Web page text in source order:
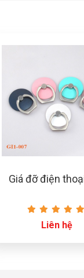
Giá đỡ điện
Liên hệ